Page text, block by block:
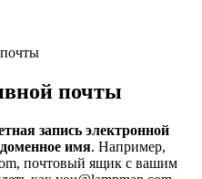
почты
запись электронной
доменное имя. Например,
почтовый ящик с вашим